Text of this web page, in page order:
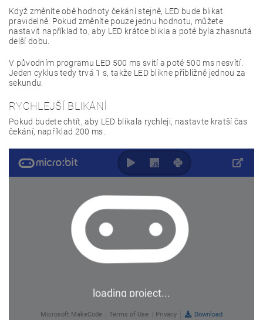
Když změníte obě hodnoty čekání stejně, LED bude blikat
pravidelně. Pokud změníte pouze jednu hodnotu, můžete
nastavit například to, aby LED krátce blikla a poté byla zhasnutá
delší dobu.
V původním programu LED 500 ms svítí a poté 500 ms nesvítí.
Jeden cyklus tedy trvá 1 s, takže LED blikne přibližně jednou za
sekundu.
RYCHLEJŠÍ BLIKÁNÍ
Pokud budete chtít, aby LED blikala rychleji, nastavte kratší čas
čekání, například 200 ms.